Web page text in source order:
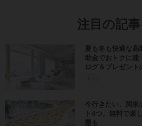
注目の記事
夏も冬も快適な高
助金でおトクに建
ログ＆プレゼント
今行きたい、関東
ト4つ。無料で楽
題も